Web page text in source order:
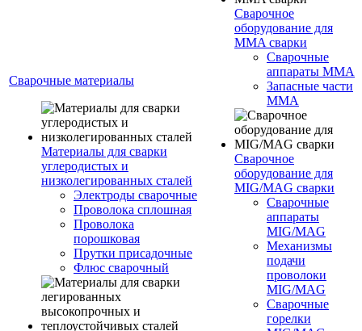
Сварочные материалы
Материалы для сварки
углеродистых и
низколегированных сталей
Электроды сварочные
Проволока сплошная
Проволока
порошковая
Прутки присадочные
Флюс сварочный
Сварочное
оборудование для
MMA сварки
Сварочные
аппараты MMA
Запасные части
MMA
Сварочное
оборудование для
MIG/MAG сварки
Сварочные
аппараты
MIG/MAG
Механизмы
подачи
проволоки
MIG/MAG
Сварочные
горелки